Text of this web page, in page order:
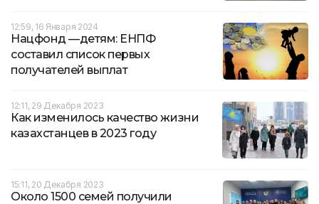
12:59, 16 Января 2024
Нацфонд —детям: ЕНПФ
составил список первых
получателей выплат
12:11, 29 Декабря 2023
Как изменилось качество жизни
казахстанцев в 2023 году
15:11, 20 Декабря 2023
Около 1500 семей получили